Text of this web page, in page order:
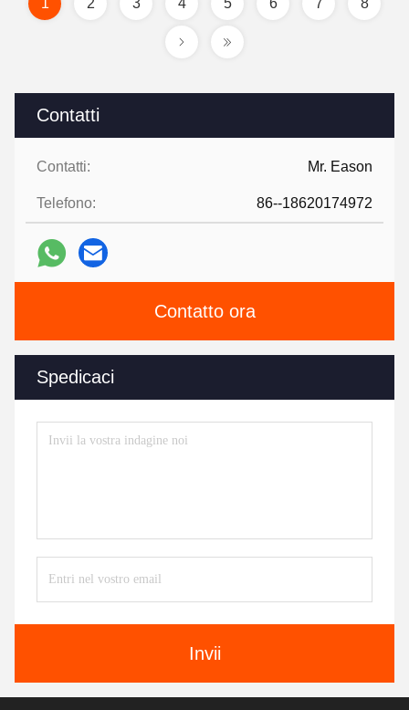
Contatti
Contatti: Mr. Eason
Telefono: 86--18620174972
Contatto ora
Spedicaci
Invii
1 2 3 4 5 6 7 8